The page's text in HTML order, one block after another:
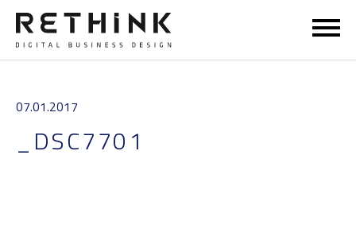
07.01.2017
_DSC7701